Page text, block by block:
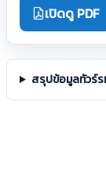
เปิดดู PDF
สรุปข้อมูลทัวร์